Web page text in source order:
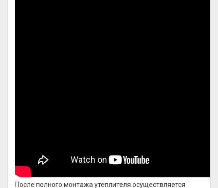
После полного монтажа утеплителя осуществляется